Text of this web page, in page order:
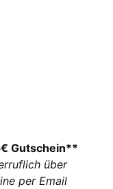
Gutschein**
über
per Email